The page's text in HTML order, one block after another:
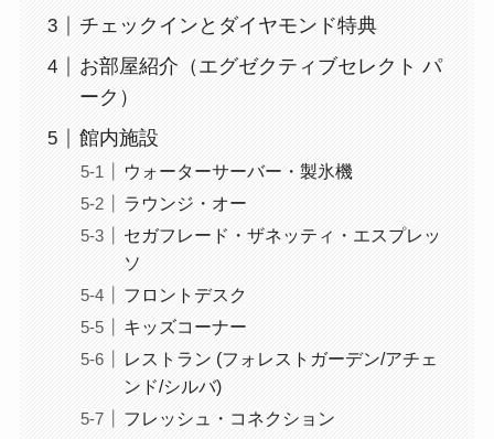
チェックインとダイヤモンド特典
お部屋紹介（エグゼクティブセレクト パ
ーク）
館内施設
ウォーターサーバー・製氷機
ラウンジ・オー
セガフレード・ザネッティ・エスプレッ
ソ
フロントデスク
キッズコーナー
レストラン (フォレストガーデン/アチェ
ンド/シルバ)
フレッシュ・コネクション